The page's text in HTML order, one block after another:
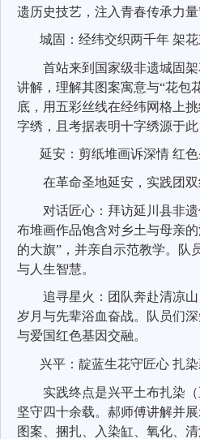
遗历史技艺，注入青春传承力
城固：经纬交织两千年 架
首站来到国家级非遗城固
讲解，理解其图案寓意与“花包
底，用五彩丝线在经纬网格上
字绣，且考据表明十字绣源于此
延安：剪纸堆画诉深情 红
在革命圣地延安，实践团双
对话匠心：拜访延川县非
布堆画作品饱含对乡土与母亲
的大旗”，并亲自示范教学。队
与人生智慧。
追寻星火： 团队奔赴清凉
岁月与先辈浴血奋战。队员们
与爱国红色基因交融。
兴平：靛蓝生花守匠心 扎
实践终点是兴平土布扎染
坚守四十余载。郝师傅讲解并
图案、捆扎、入染缸、氧化、